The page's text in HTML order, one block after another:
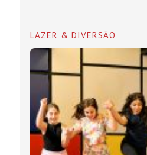
LAZER & DIVERSÃO